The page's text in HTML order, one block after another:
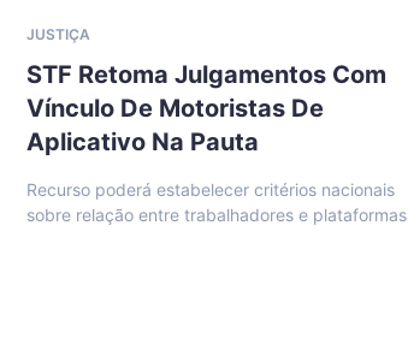
JUSTIÇA
STF Retoma Julgamentos Com
Vínculo De Motoristas De
Aplicativo Na Pauta
Recurso poderá estabelecer critérios nacionais
sobre relação entre trabalhadores e plataformas